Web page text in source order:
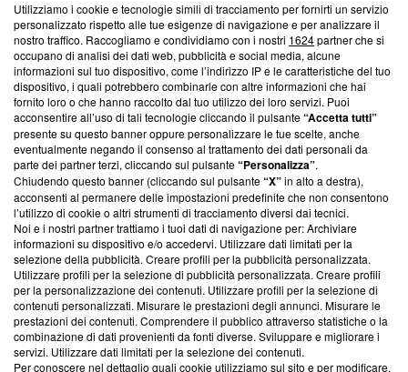
Questa sezione offre informazioni trasparenti su Blasting
News, sui nostri processi editoriali e su come ci impegniamo a
creare news di qualità. Inoltre, afferma la nostra aderenza a
‘Trust Project - News with Integrity’Blasting News non è
ancora membro del programma, ma ha richiesto di farne
parte; Trust Project non ha ancora effettuato una verifica di
conformità agli standard.
Su di noi
Team editoriale
Corporate
Redazione
Informativa Privacy
Cookie Policy
Blasting SA, IDI CHE-247.845.224, Via Carlo Frasca, 3 - 6900
Utilizziamo i cookie e tecnologie simili di tracciamento per fornirti un servizio
personalizzato rispetto alle tue esigenze di navigazione e per analizzare il
nostro traffico. Raccogliamo e condividiamo con i nostri 1624partner che si
occupano di analisi dei dati web, pubblicità e social media, alcune
informazioni sul tuo dispositivo, come l’indirizzo IP e le caratteristiche del tuo
dispositivo, i quali potrebbero combinarle con altre informazioni che hai
fornito loro o che hanno raccolto dal tuo utilizzo dei loro servizi. Puoi
acconsentire all’uso di tali tecnologie cliccando il pulsante“Accetta tutti”
presente su questo banner oppure personalizzare le tue scelte, anche
eventualmente negando il consenso al trattamento dei dati personali da
parte dei partner terzi, cliccando sul pulsante“Personalizza”.
Chiudendo questo banner (cliccando sul pulsante“X”in alto a destra),
acconsenti al permanere delle impostazioni predefinite che non consentono
l’utilizzo di cookie o altri strumenti di tracciamento diversi dai tecnici.
Noi e i nostri partner trattiamo i tuoi dati di navigazione per: Archiviare
informazioni su dispositivo e/o accedervi. Utilizzare dati limitati per la
selezione della pubblicità. Creare profili per la pubblicità personalizzata.
Utilizzare profili per la selezione di pubblicità personalizzata. Creare profili
per la personalizzazione dei contenuti. Utilizzare profili per la selezione di
contenuti personalizzati. Misurare le prestazioni degli annunci. Misurare le
prestazioni dei contenuti. Comprendere il pubblico attraverso statistiche o la
combinazione di dati provenienti da fonti diverse. Sviluppare e migliorare i
servizi. Utilizzare dati limitati per la selezione dei contenuti.
Per conoscere nel dettaglio quali cookie utilizziamo sul sito e per modificare,